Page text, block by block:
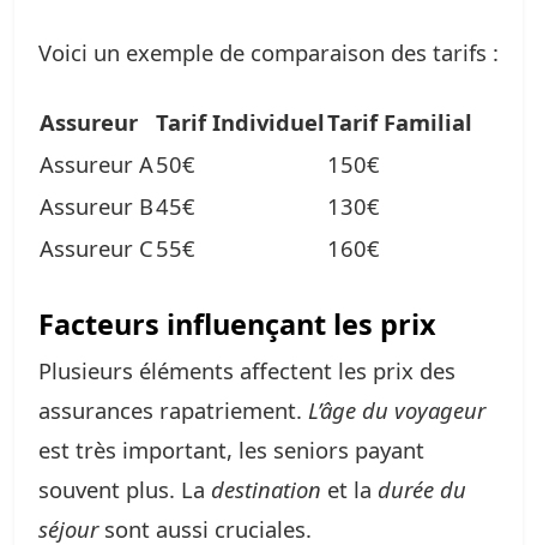
Voici un exemple de comparaison des tarifs :
Assureur Tarif IndividuelTarif Familial
Assureur A50€
150€
Assureur B45€
130€
Assureur C55€ 160€
Facteurs influençant les prix
Plusieurs éléments affectent les prix des
assurances rapatriement. L’âge du voyageur
est très important, les seniors payant
souvent plus. La destination et la durée du
séjoursont aussi cruciales.